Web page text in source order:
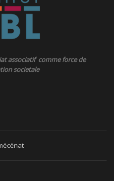
associatif comme force de
societale